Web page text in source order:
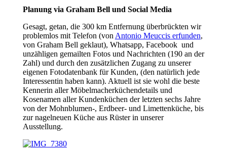
Planung via Graham Bell und Social Media
Gesagt, getan, die 300 km Entfernung überbrückten wir
problemlos mit Telefon (von Antonio Meuccis erfunden,
von Graham Bell geklaut), Whatsapp, Facebook und
unzähligen gemailten Fotos und Nachrichten (190 an der
Zahl) und durch den zusätzlichen Zugang zu unserer
eigenen Fotodatenbank für Kunden, (den natürlich jede
Interessentin haben kann). Aktuell ist sie wohl die beste
Kennerin aller Möbelmacherküchendetails und
Kosenamen aller Kundenküchen der letzten sechs Jahre
von der Mohnblumen-, Erdbeer- und Limettenküche, bis
zur nagelneuen Küche aus Rüster in unserer
Ausstellung.